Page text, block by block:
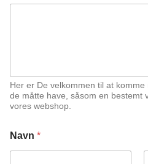
Her er De velkommen til at
de måtte have, såsom en bestemt
vores webshop.
m
a
Navn *